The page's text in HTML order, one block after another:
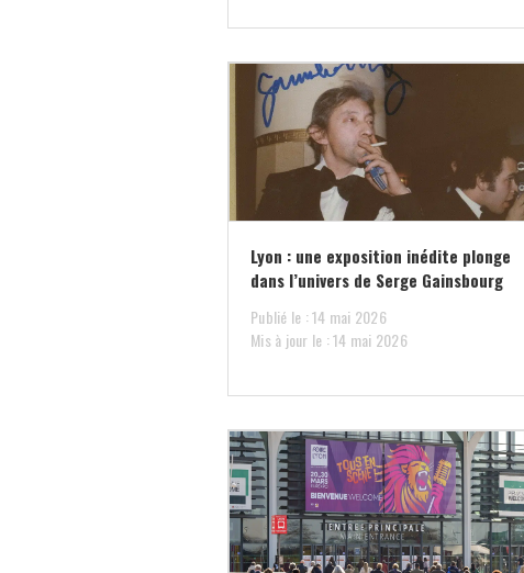
Lyon : une exposition inédite plonge
dans l’univers de Serge Gainsbourg
Publié le : 14 mai 2026
Mis à jour le : 14 mai 2026